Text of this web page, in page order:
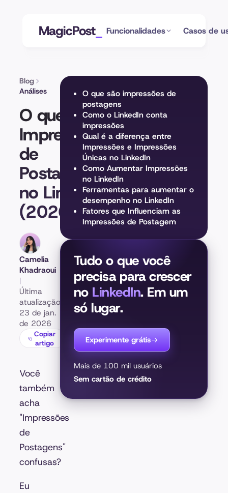
MagicPost Funcionalidades Casos de
Blog
Análises
O que são
Impressões
de
Postagens
no LinkedIn
(2026)
Camelia
Khadraoui
|
Última
atualização:
23 de jan.
de 2026
Copiar
artigo
Você
também
acha
"Impressões
de
Postagens"
confusas?
Eu
O que são impressões de
postagens
Como o LinkedIn conta
impressões
Qual é a diferença entre
Impressões e Impressões
Únicas no LinkedIn
Como Aumentar Impressões
no LinkedIn
Ferramentas para aumentar o
desempenho no LinkedIn
Fatores que Influenciam as
Impressões de Postagem
Tudo o que você
precisa para crescer
no LinkedIn. Em um
só lugar.
Experimente grátis
Mais de 100 mil usuários
Sem cartão de crédito